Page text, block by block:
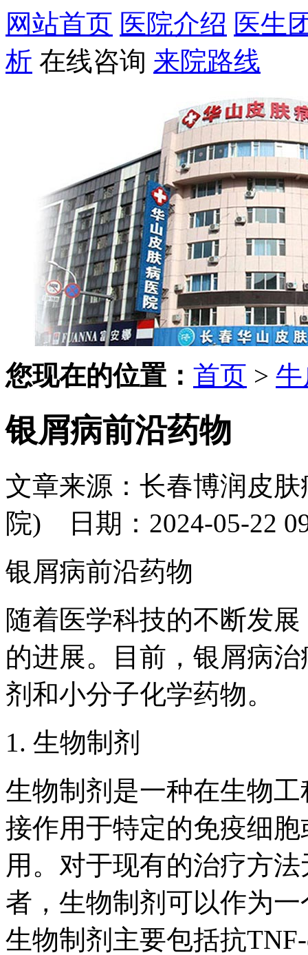
网站首页 医院介绍 医生
析 在线咨询 来院路线
您现在的位置： 首页 >
银屑病前沿药物
文章来源：长春博润皮
院) 日期：2024-05-22
银屑病前沿药物
随着医学科技的不断发
的进展。目前，银屑病
剂和小分子化学药物。
1. 生物制剂
生物制剂是一种在生物
接作用于特定的免疫细
用。对于现有的治疗方
者，生物制剂可以作为
生物制剂主要包括抗